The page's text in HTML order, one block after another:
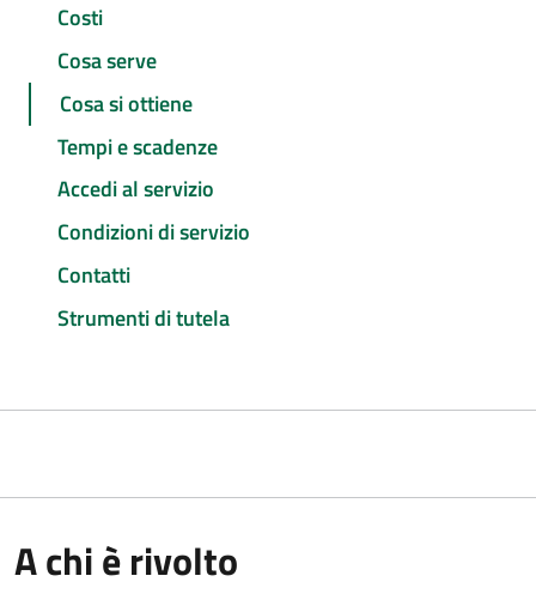
Costi
Cosa serve
Cosa si ottiene
Tempi e scadenze
Accedi al servizio
Condizioni di servizio
Contatti
Strumenti di tutela
A chi è rivolto